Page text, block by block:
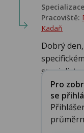
Pracoviště:
Kadaň
Dobrý
specialista
Pro
se